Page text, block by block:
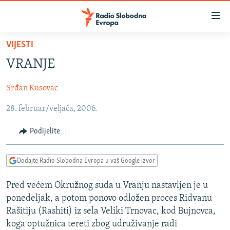
Pređite
glavni
Pređite
na
navigaciju
Pređite
na
pretragu
BOSNA I HERCEGOVINA
SRBIJA
KOSOVO
CRNA GORA
VIZUELNO
VIDEO
FOTOGALERIJE
INFOGRAFIKE
PODCASTI
RAT U UKRAJINI
KINA NA BALKANU
RSE PRIČE IZ SVIJETA
VIJESTI
VRANJE
Srđan Kusovac
28. februar/veljača, 2006.
Podijelite
Dodajte Radio Slobodna Evropa u vaš Google izvor
Pred većem Okružnog suda u Vranju nastavljen je u
ponedeljak, a potom ponovo odložen proces Ridvanu
Rašitiju (Rashiti) iz sela Veliki Trnovac, kod Bujnovca,
koga optužnica tereti zbog udruživanje radi